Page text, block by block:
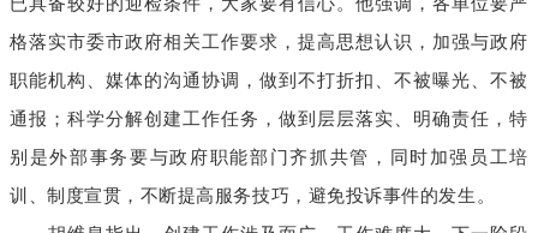
格落实市委市政府相关工作要求，提高思想认识，加强与政府
职能机构、媒体的沟通协调，做到不打折扣、不被曝光、不被
通报；科学分解创建工作任务，做到层层落实、明确责任，特
别是外部事务要与政府职能部门齐抓共管，同时加强员工培
训、制度宣贯，不断提高服务技巧， 避免投诉事件的发生。